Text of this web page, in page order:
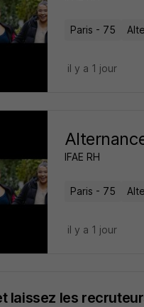
Paris - 75
il y a 1 jour
IFAE RH
Paris - 75
il y a 1 jour
laissez les